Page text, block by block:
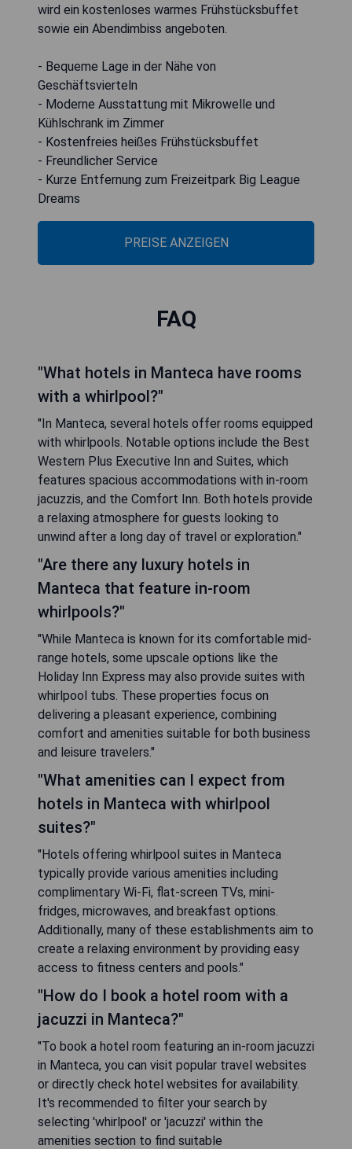
wird ein kostenloses warmes Frühstücksbuffet
sowie ein Abendimbiss angeboten.
- Bequeme Lage in der Nähe von
Geschäftsvierteln
- Moderne Ausstattung mit Mikrowelle und
Kühlschrank im Zimmer
- Kostenfreies heißes Frühstücksbuffet
- Freundlicher Service
- Kurze Entfernung zum Freizeitpark Big League
Dreams
PREISE ANZEIGEN
FAQ
"What hotels in Manteca have rooms
with a whirlpool?"
"In Manteca, several hotels offer rooms equipped
with whirlpools. Notable options include the Best
Western Plus Executive Inn and Suites, which
features spacious accommodations with in-room
jacuzzis, and the Comfort Inn. Both hotels provide
a relaxing atmosphere for guests looking to
unwind after a long day of travel or exploration."
"Are there any luxury hotels in
Manteca that feature in-room
whirlpools?"
"While Manteca is known for its comfortable mid-
range hotels, some upscale options like the
Holiday Inn Express may also provide suites with
whirlpool tubs. These properties focus on
delivering a pleasant experience, combining
comfort and amenities suitable for both business
and leisure travelers."
"What amenities can I expect from
hotels in Manteca with whirlpool
suites?"
"Hotels offering whirlpool suites in Manteca
typically provide various amenities including
complimentary Wi-Fi, flat-screen TVs, mini-
fridges, microwaves, and breakfast options.
Additionally, many of these establishments aim to
create a relaxing environment by providing easy
access to fitness centers and pools."
"How do I book a hotel room with a
jacuzzi in Manteca?"
"To book a hotel room featuring an in-room jacuzzi
in Manteca, you can visit popular travel websites
or directly check hotel websites for availability.
It's recommended to filter your search by
selecting 'whirlpool' or 'jacuzzi' within the
amenities section to find suitable